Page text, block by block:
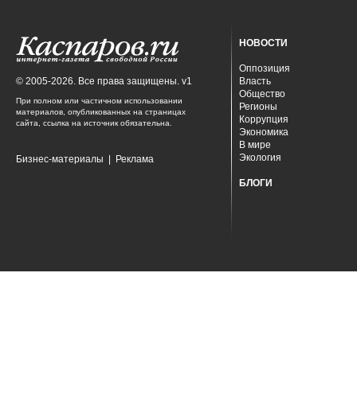
© 2005-2026. Все права защищены. v1
При полном или частичном использовании
материалов, опубликованных на страницах
сайта, ссылка на источник обязательна.
Бизнес-материалы Реклама
НОВОСТИ
Оппозиция
Власть
Общество
Регионы
Коррупция
Экономика
В мире
Экология
БЛОГИ